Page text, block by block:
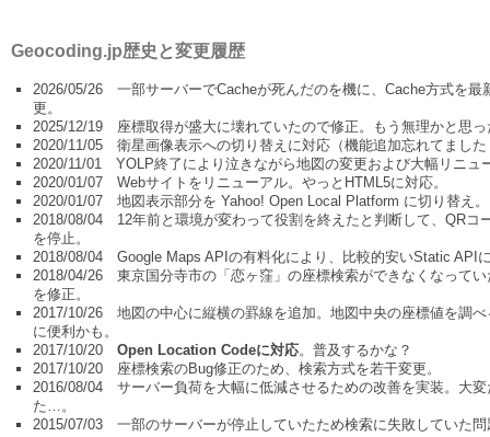
Geocoding.jp歴史と変更履歴
2026/05/26 一部サーバーでCacheが死んだのを機に、Cache方式を最
更。
2025/12/19 座標取得が盛大に壊れていたので修正。もう無理かと思っ
2020/11/05 衛星画像表示への切り替えに対応（機能追加忘れてました
2020/11/01 YOLP終了により泣きながら地図の変更および大幅リニュ
2020/01/07 Webサイトをリニューアル。やっとHTML5に対応。
2020/01/07 地図表示部分を Yahoo! Open Local Platform に切り替え。
2018/08/04 12年前と環境が変わって役割を終えたと判断して、QRコ
を停止。
2018/08/04 Google Maps APIの有料化により、比較的安いStatic API
2018/04/26 東京国分寺市の「恋ヶ窪」の座標検索ができなくなってい
を修正。
2017/10/26 地図の中心に縦横の罫線を追加。地図中央の座標値を調べ
に便利かも。
2017/10/20 Open Location Codeに対応。普及するかな？
2017/10/20 座標検索のBug修正のため、検索方式を若干変更。
2016/08/04 サーバー負荷を大幅に低減させるための改善を実装。大変
た…。
2015/07/03 一部のサーバーが停止していたため検索に失敗していた問